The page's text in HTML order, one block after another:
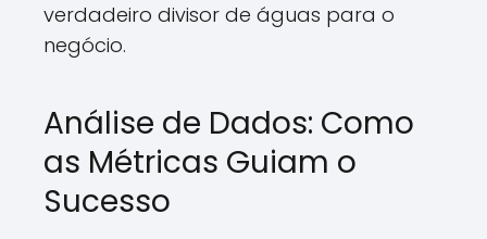
verdadeiro divisor de águas para o
negócio.
Análise de Dados: Como
as Métricas Guiam o
Sucesso